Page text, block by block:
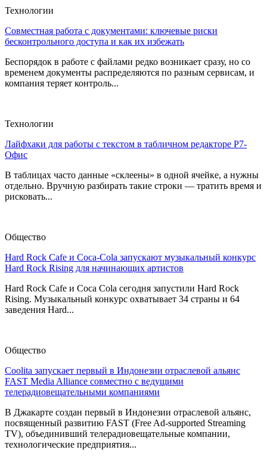
Технологии
Совместная работа с документами: ключевые риски
бесконтрольного доступа и как их избежать
Беспорядок в работе с файлами редко возникает сразу, но со
временем документы распределяются по разным сервисам, и
компания теряет контроль...
Технологии
Лайфхаки для работы с текстом в табличном редакторе Р7-
Офис
В таблицах часто данные «склеены» в одной ячейке, а нужны
отдельно. Вручную разбирать такие строки — тратить время и
рисковать...
Общество
Hard Rock Cafe и Coca-Cola запускают музыкальный конкурс
Hard Rock Rising для начинающих артистов
Hard Rock Cafe и Coca Cola сегодня запустили Hard Rock
Rising. Музыкальный конкурс охватывает 34 страны и 64
заведения Hard...
Общество
Coolita запускает первый в Индонезии отраслевой альянс
FAST Media Alliance совместно с ведущими
телерадиовещательными компаниями
В Джакарте создан первый в Индонезии отраслевой альянс,
посвященный развитию FAST (Free Ad-supported Streaming
TV), объединивший телерадиовещательные компании,
технологические предприятия...